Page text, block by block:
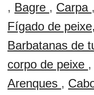
, Bagre , Carpa ,
Fígado de
Barbatanas de
corpo de peixe ,
Arenques ,